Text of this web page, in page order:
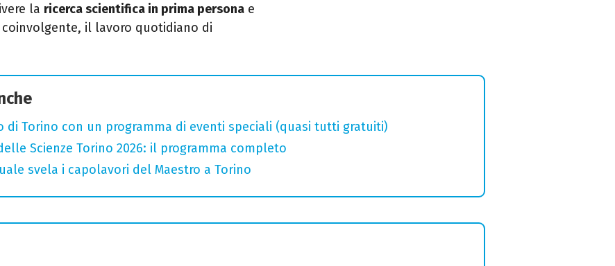
la ricerca scientifica in prima persona e
il lavoro quotidiano di
di Torino con un programma di eventi speciali (quasi tutti gratuiti)
Scienze Torino 2026: il programma completo
svela i capolavori del Maestro a Torino